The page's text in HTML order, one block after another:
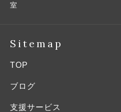
室
Sitemap
TOP
ブログ
支援サービス